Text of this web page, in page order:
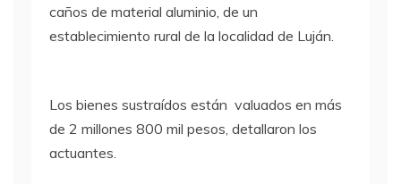
caños de material aluminio, de un
establecimiento rural de la localidad de Luján.
Los bienes sustraídos están valuados en más
de 2 millones 800 mil pesos, detallaron los
actuantes.